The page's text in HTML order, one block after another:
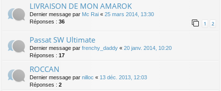
LIVRAISON DE MON AMAROK
Dernier message par Mc Rai « 25 mars 2014, 13:30
Réponses : 36 1 2
Passat SW Ultimate
Dernier message par frenchy_daddy « 20 janv. 2014, 10:20
Réponses : 17
ROCCAN
Dernier message par nilloc « 13 déc. 2013, 12:03
Réponses : 2